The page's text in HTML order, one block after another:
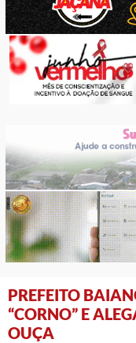
PREFEITO
“CORNO” E
OUÇA